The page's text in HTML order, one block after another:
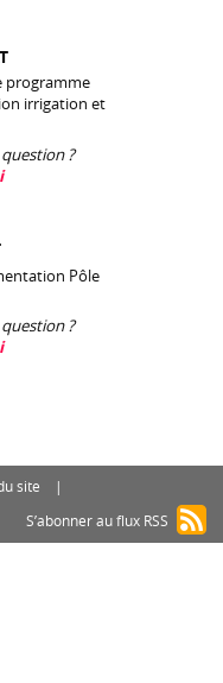
programme
irrigation et
?
Pôle
?
site
S’abonner au flux RSS